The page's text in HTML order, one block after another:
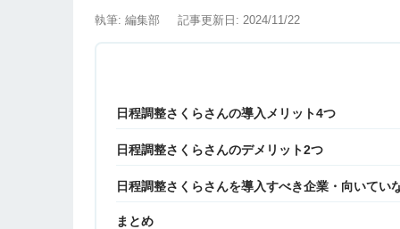
執筆: 編集部 記事更新日: 2024/11/22
日程調整さくらさんの導入メリット4つ
日程調整さくらさんのデメリット2つ
日程調整さくらさんを導入すべき企業・向いてい
まとめ